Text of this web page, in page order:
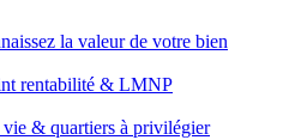
la valeur de votre bien
rentabilité & LMNP
vie & quartiers à privilégier